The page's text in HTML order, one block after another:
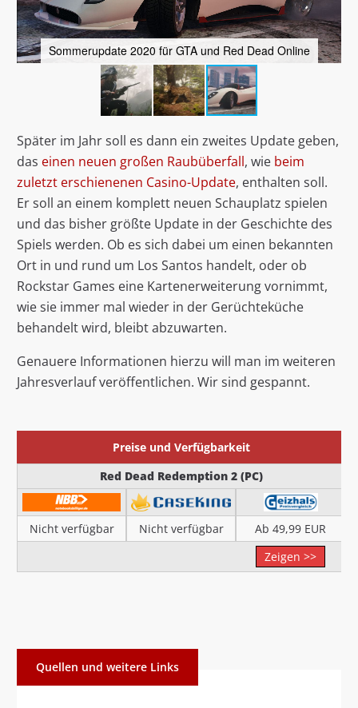
Sommerupdate 2020 für GTA und Red Dead Online
Später im Jahr soll es dann ein zweites Update geben,
das einen neuen großen Raubüberfall, wie beim
zuletzt erschienenen Casino-Update, enthalten soll.
Er soll an einem komplett neuen Schauplatz spielen
und das bisher größte Update in der Geschichte des
Spiels werden. Ob es sich dabei um einen bekannten
Ort in und rund um Los Santos handelt, oder ob
Rockstar Games eine Kartenerweiterung vornimmt,
wie sie immer mal wieder in der Gerüchteküche
behandelt wird, bleibt abzuwarten.
Genauere Informationen hierzu will man im weiteren
Jahresverlauf veröffentlichen. Wir sind gespannt.
Preise und Verfügbarkeit
Red Dead Redemption 2 (PC)
Nicht verfügbar Nicht verfügbar
Ab 49,99 EUR
Zeigen >>
Quellen und weitere Links